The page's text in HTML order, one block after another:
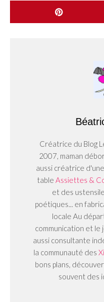
Créatrice du Blog
2007, maman
aussi créatrice
table Assiettes &
et des
poétiques... en
locale Au
communication et le
aussi consultante
la communauté des
bons plans,
souvent des